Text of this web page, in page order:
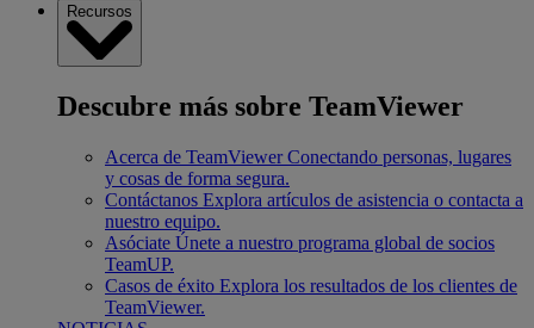
Recursos
Descubre más sobre TeamViewer
Acerca de TeamViewer Conectando personas, lugares
y cosas de forma segura.
Contáctanos Explora artículos de asistencia o contacta a
nuestro equipo.
Asóciate Únete a nuestro programa global de socios
TeamUP.
Casos de éxito Explora los resultados de los clientes de
TeamViewer.